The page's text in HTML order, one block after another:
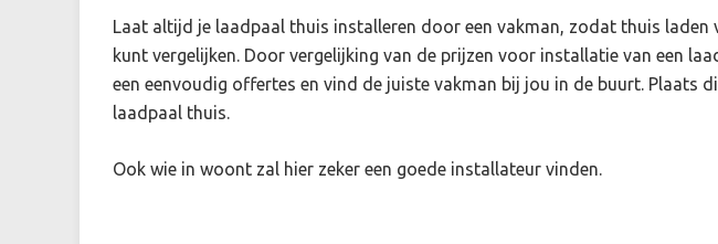
Laat altijd je laadpaal thuis installeren door een vakman, zodat thuis
kunt vergelijken. Door vergelijking van de prijzen voor installatie van een
een eenvoudig offertes en vind de juiste vakman bij jou in de buurt.
laadpaal thuis.
Ook wie in woont zal hier zeker een goede installateur vinden.